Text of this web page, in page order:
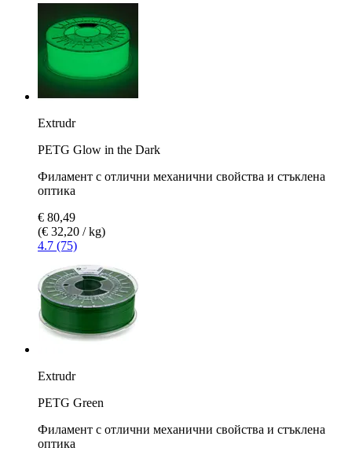
Extrudr
PETG Glow in the Dark
Филамент с отлични механични свойства и стъклена
оптика
€ 80,49
(€ 32,20 / kg)
4.7 (75)
Extrudr
PETG Green
Филамент с отлични механични свойства и стъклена
оптика